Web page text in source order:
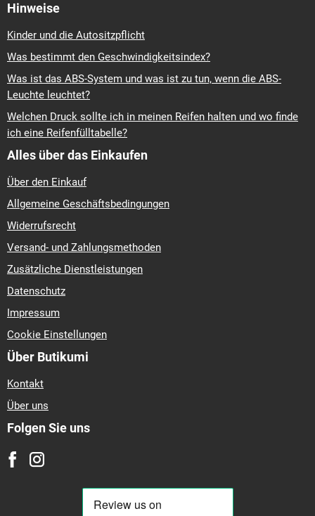
Hinweise
Kinder und die Autositzpflicht
Was bestimmt den Geschwindigkeitsindex?
Was ist das ABS-System und was ist zu tun, wenn die ABS-
Leuchte leuchtet?
Welchen Druck sollte ich in meinen Reifen halten und wo finde
ich eine Reifenfülltabelle?
Alles über das Einkaufen
Über den Einkauf
Allgemeine Geschäftsbedingungen
Widerrufsrecht
Versand- und Zahlungsmethoden
Zusätzliche Dienstleistungen
Datenschutz
Impressum
Cookie Einstellungen
Über Butikumi
Kontakt
Über uns
Folgen Sie uns